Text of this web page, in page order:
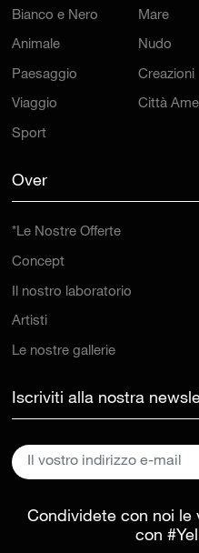
Animale
Paesaggio
Viaggio
Sport
Nudo
Creazioni
Città
Concept
Il nostro laboratorio
Artisti
Le nostre gallerie
con